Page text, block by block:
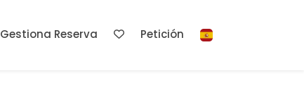
Gestiona Reserva Petición